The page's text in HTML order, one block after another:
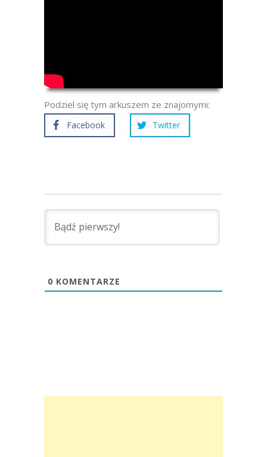
Podziel się tym arkuszem ze znajomymi:
Facebook Twitter
0 KOMENTARZE